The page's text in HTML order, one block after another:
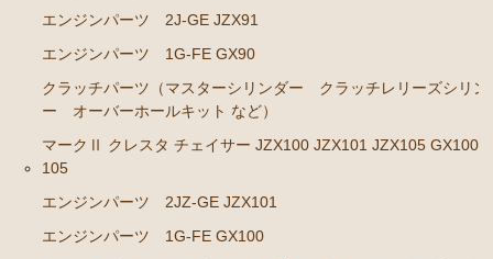
エンジンパーツ 5Ｍ-EU
エンジンパーツ M-TEU
エンジンパーツ M-EU
エンジンパーツ（マウント 他）
ブレーキパーツ（マスターシリンダー リペアキッ
ト ホース など）
エンジンパーツ 2J-GE JZX91
エンジンパーツ 1G-FE GX90
クラッチパーツ（マスターシリンダー クラッチレリーズシリン
ー オーバーホールキット など）
マークⅡ クレスタ チェイサー JZX100 JZX101 JZX105 GX100
105
エンジンパーツ 2JZ-GE JZX101
エンジンパーツ 1G-FE GX100